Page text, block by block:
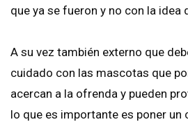
que ya se fueron y no con la idea
A su vez también externo que
cuidado con las mascotas que
acercan a la ofrenda y pueden
lo que es importante es poner un